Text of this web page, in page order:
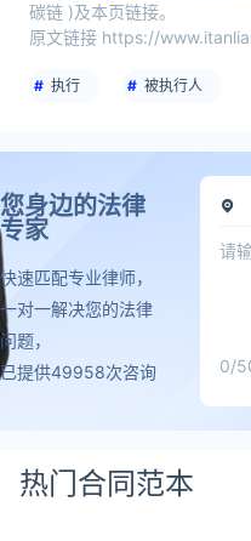
碳链 )及本页链接。
原文链接 https://
执行 被执行人
您身边的法律
专家
快速匹配专业律师，
一对一解决您的法律
问题，
已提供49958次咨询
0/
热门合同范本